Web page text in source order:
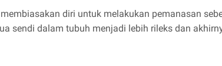
diri untuk melakukan pemanasan
sendi dalam tubuh menjadi lebih rileks dan